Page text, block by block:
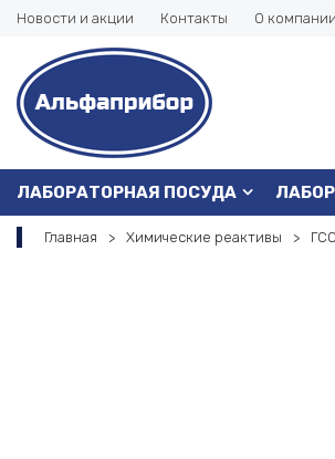
Новости и акции Контакты О компании
ЛАБОРАТОРНАЯ ПОСУДА
Главная Химические реактивы